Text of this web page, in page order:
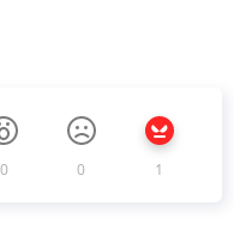
0 0 1